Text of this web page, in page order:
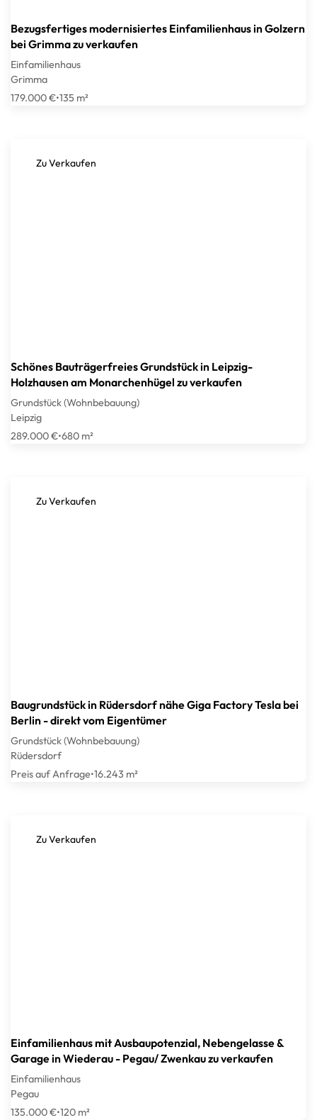
Bezugsfertiges modernisiertes Einfamilienhaus in Golzern
bei Grimma zu verkaufen
Einfamilienhaus
Grimma
179.000 €•135 m²
Zu Verkaufen
Schönes Bauträgerfreies Grundstück in Leipzig-
Holzhausen am Monarchenhügel zu verkaufen
Grundstück (Wohnbebauung)
Leipzig
289.000 €•680 m²
Zu Verkaufen
Baugrundstück in Rüdersdorf nähe Giga Factory Tesla bei
Berlin - direkt vom Eigentümer
Grundstück (Wohnbebauung)
Rüdersdorf
Preis auf Anfrage•16.243 m²
Zu Verkaufen
Einfamilienhaus mit Ausbaupotenzial, Nebengelasse &
Garage in Wiederau - Pegau/ Zwenkau zu verkaufen
Einfamilienhaus
Pegau
135.000 €•120 m²